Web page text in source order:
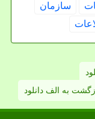
سازمان
به الف دانلود